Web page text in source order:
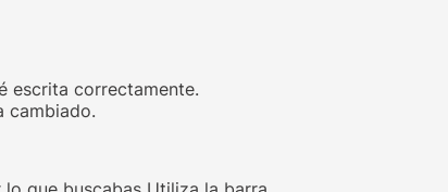
escrita correctamente.
cambiado.